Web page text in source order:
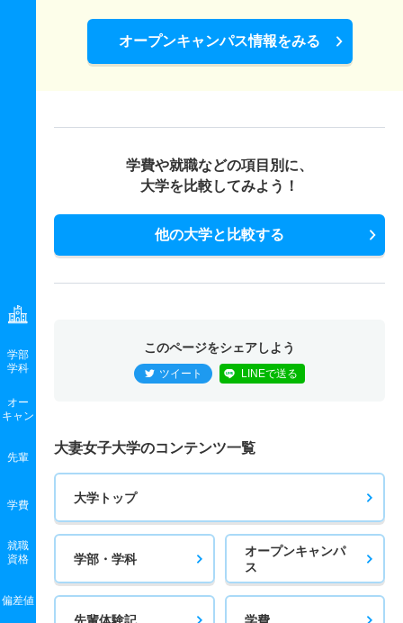
学部
学科
オー
キャン
先輩
学費
就職
資格
偏差値
社会情報学科／情報デザイン専攻 一般 ニ Ｂ方式Ⅱ期
社会情報学科／情報デザイン専攻 推薦 学校推薦型公募
1.40倍 1倍 非公表 7人 5人
オープンキャンパス情報をみる
学費や就職などの項目別に、
大学を比較してみよう！
他の大学と比較する
このページをシェアしよう
ツイート LINEで送る
大妻女子大学のコンテンツ一覧
大学トップ
学部・学科
オープンキャンパ
ス
先輩体験記 学費